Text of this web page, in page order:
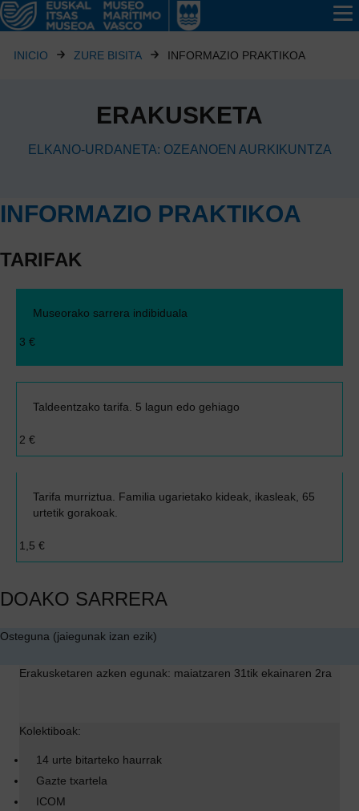
INICIO ZURE BISITA INFORMAZIO PRAKTIKOA
ERAKUSKETA
ELKANO-URDANETA: OZEANOEN AURKIKUNTZA
INFORMAZIO PRAKTIKOA
TARIFAK
Museorako sarrera indibiduala
3 €
Taldeentzako tarifa. 5 lagun edo gehiago
2 €
Tarifa murriztua. Familia ugarietako kideak, ikasleak, 65
urtetik gorakoak.
1,5 €
DOAKO SARRERA
Osteguna (jaiegunak izan ezik)
Erakusketaren azken egunak: maiatzaren 31tik ekainaren 2ra
Kolektiboak:
14 urte bitarteko haurrak
Gazte txartela
ICOM